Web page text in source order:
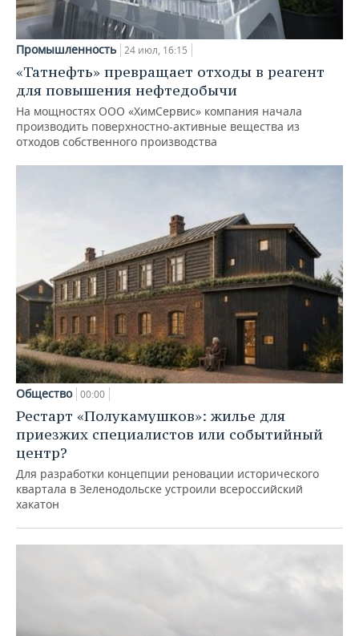
Промышленность 24 июл, 16:15
«Татнефть» превращает отходы в реагент
для повышения нефтедобычи
На мощностях ООО «ХимСервис» компания начала
производить поверхностно-активные вещества из
отходов собственного производства
Общество 00:00
Рестарт «Полукамушков»: жилье для
приезжих специалистов или событийный
центр?
Для разработки концепции реновации исторического
квартала в Зеленодольске устроили всероссийский
хакатон